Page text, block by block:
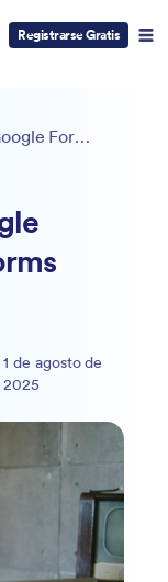
Registrarse Gratis
Cómo convertir Google Forms a Microsoft Forms
1 de agosto de
2025